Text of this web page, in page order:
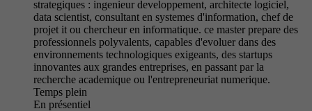
strategiques : ingenieur developpement, architecte logiciel,
data scientist, consultant en systemes d'information, chef de
projet it ou chercheur en informatique. ce master prepare des
professionnels polyvalents, capables d'evoluer dans des
environnements technologiques exigeants, des startups
innovantes aux grandes entreprises, en passant par la
recherche academique ou l'entrepreneuriat numerique.
Temps plein
En présentiel